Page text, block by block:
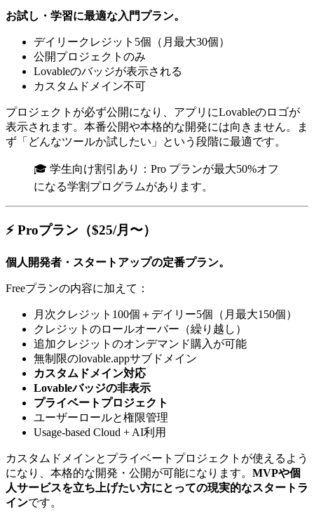
お試し・学習に最適な入門プラン。
デイリークレジット5個（月最大30個）
公開プロジェクトのみ
Lovableのバッジが表示される
カスタムドメイン不可
プロジェクトが必ず公開になり、アプリにLovableのロゴが
表示されます。本番公開や本格的な開発には向きません。ま
ず「どんなツールか試したい」という段階に最適です。
🎓 学生向け割引あり：Pro プランが最大50%オフ
になる学割プログラムがあります。
⚡ Proプラン（$25/月〜）
個人開発者・スタートアップの定番プラン。
Freeプランの内容に加えて：
月次クレジット100個＋デイリー5個（月最大150個）
クレジットのロールオーバー（繰り越し）
追加クレジットのオンデマンド購入が可能
無制限のlovable.appサブドメイン
カスタムドメイン対応
Lovableバッジの非表示
プライベートプロジェクト
ユーザーロールと権限管理
Usage-based Cloud + AI利用
カスタムドメインとプライベートプロジェクトが使えるよう
になり、本格的な開発・公開が可能になります。 MVPや個
人サービスを立ち上げたい方にとっての現実的なスタートラ
インです。